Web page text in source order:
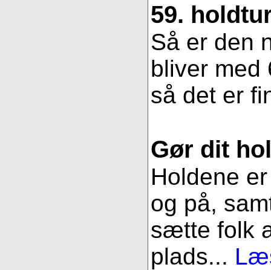
59.
Så er den
bliver med
så det er
Gør dit
Holdene
og på,
sætte folk
plads...